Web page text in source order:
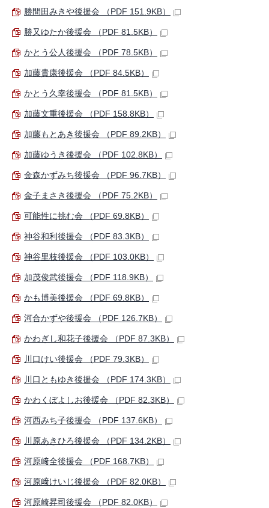
勝間田みきや後援会 （PDF 151.9KB）
勝又ゆたか後援会 （PDF 81.5KB）
かとう公人後援会 （PDF 78.5KB）
加藤貴康後援会 （PDF 84.5KB）
かとう久幸後援会 （PDF 81.5KB）
加藤文重後援会 （PDF 158.8KB）
加藤もとあき後援会 （PDF 89.2KB）
加藤ゆうき後援会 （PDF 102.8KB）
金森かずみち後援会 （PDF 96.7KB）
金子まさき後援会 （PDF 75.2KB）
可能性に挑む会 （PDF 69.8KB）
神谷和利後援会 （PDF 83.3KB）
神谷里枝後援会 （PDF 103.0KB）
加茂俊武後援会 （PDF 118.9KB）
かも博美後援会 （PDF 69.8KB）
河合かずや後援会 （PDF 126.7KB）
かわぎし和花子後援会 （PDF 87.3KB）
川口けい後援会 （PDF 79.3KB）
川口ともゆき後援会 （PDF 174.3KB）
かわくぼよしお後援会 （PDF 82.3KB）
河西みち子後援会 （PDF 137.6KB）
川原あきひろ後援会 （PDF 134.2KB）
河原﨑全後援会 （PDF 168.7KB）
河原﨑けいじ後援会 （PDF 82.0KB）
河原崎昇司後援会 （PDF 82.0KB）